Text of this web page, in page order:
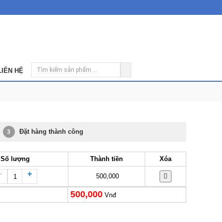
HỆ
3 Đặt hàng thành công
Số lượng Thành tiền Xóa
500,000
500,000 Vnđ